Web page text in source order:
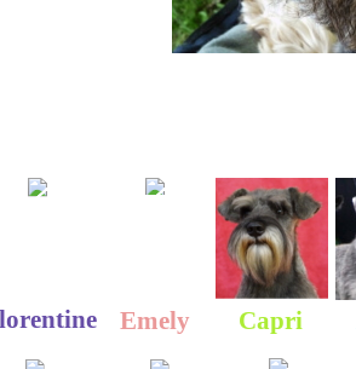
Capri
Emely